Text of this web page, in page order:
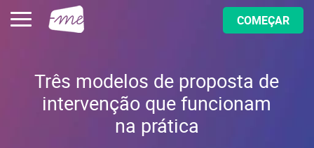
COMEÇAR
Três modelos de proposta de
intervenção que funcionam
na prática